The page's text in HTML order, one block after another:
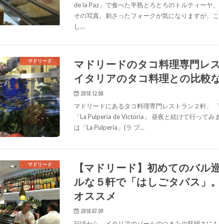
de la Paz」で食べた半熟とろとろのトルティーヤ
その写真。刺さったフォークが気になりますが、
し…
マドリード
マドリードのタコ料理専門レ
イタリアのタコ料理との比較な
2018.12.08
マドリードにあるタコ料理専門レストラン２軒、
「La Pulperia de Victoria」 昼夜と続けて行ってみ
は「La Pulperia」(ラ プ…
マドリード
【マドリード】初めてのバル
ルな５軒で「はしごタパス」
オススメ
2018.07.09